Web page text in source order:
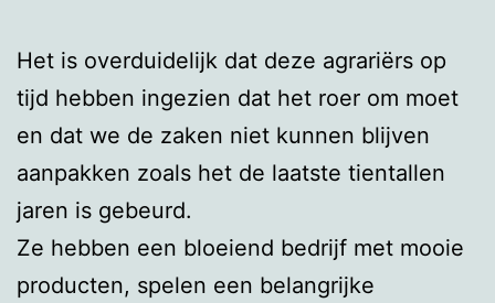
Het is overduidelijk dat deze agrariërs op
tijd hebben ingezien dat het roer om moet
en dat we de zaken niet kunnen blijven
aanpakken zoals het de laatste tientallen
jaren is gebeurd.
Ze hebben een bloeiend bedrijf met mooie
producten, spelen een belangrijke